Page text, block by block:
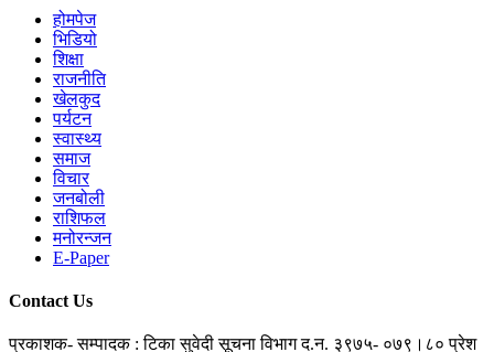
होमपेज
भिडियो
शिक्षा
राजनीति
खेलकुद
पर्यटन
स्वास्थ्य
समाज
विचार
जनबोली
राशिफल
मनोरन्जन
E-Paper
Contact Us
प्रकाशक- सम्पादक : टिका सुवेदी सूचना विभाग द.न. ३९७५- ०७९।८० प्रेश